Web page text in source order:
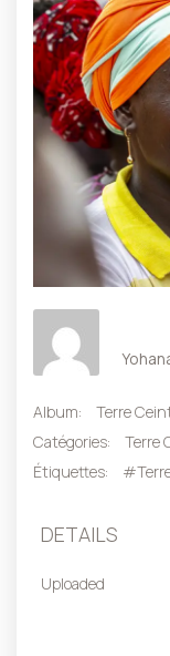
Album:
Terre
Catégories:
Terre
Étiquettes:
DETAILS
Uploaded